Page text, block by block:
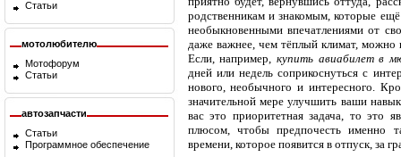
Статьи
мотолюбителю
Мотофорум
Статьи
автозапчасти
Статьи
Программное обеспечение
родственникам и знакомым, которые
необыкновенными впечатлениями от
даже важнее, чем тёплый климат, можно
Если, например, купить авиабилет в
дней или недель соприкоснуться с
нового, необычного и интересного.
значительной мере улучшить ваши
вас это приоритетная задача, то это
плюсом, чтобы предпочесть именно
времени, которое появится в отпуск, за